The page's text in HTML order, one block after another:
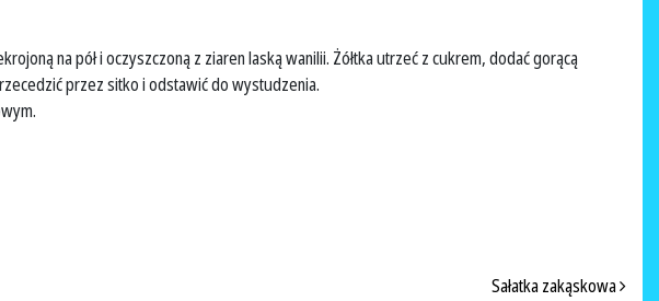
na pół i oczyszczoną z ziaren laską wanilii. Żółtka utrzeć z cukrem, dodać gorącą
przez sitko i odstawić do wystudzenia.
Sałatka zakąskowa